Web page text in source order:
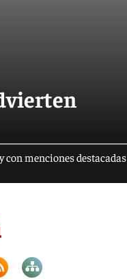
con menciones destacadas